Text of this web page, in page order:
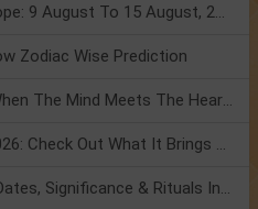
Numerology Weekly Horoscope: 9 August To 15 August, 2026
Zodiac Wise Prediction
Mercury Transit In Cancer: When The Mind Meets The Heart!
Mercury Transit In Cancer 2026: Check Out What It Brings For You
Shravan Somvar Vrat 2026: Dates, Significance & Rituals In August